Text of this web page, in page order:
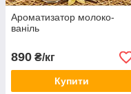
Ароматизатор молоко-
ваніль
890 ₴/кг
Купити